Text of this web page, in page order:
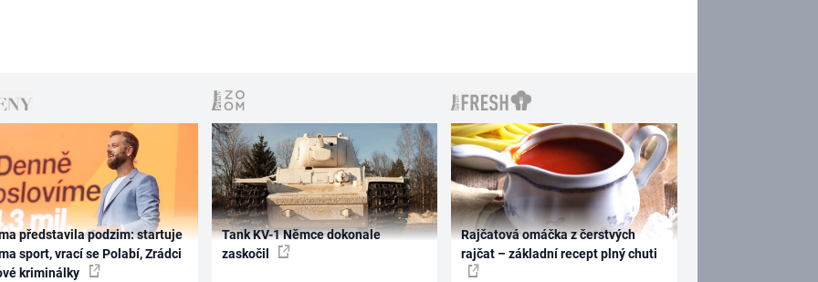
představila podzim: startuje
sport, vrací se Polabí, Zrádci
kriminálky
Tank KV-1 Němce dokonale
zaskočil
Rajčatová omáčka z čerstvých
rajčat – základní recept plný chuti